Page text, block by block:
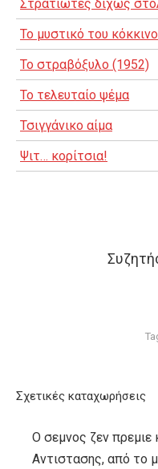
Στρατιώτες δίχως
Το μυστικό του
Το στραβόξυλο (1952)
Το τελευταίο ψέμα
Τσιγγάνικο αίμα
Ψιτ… κορίτσια!
Σχετικές καταχωρήσεις
Ο σεμνος ζεν πρεμιε
Αντιστασης, από το